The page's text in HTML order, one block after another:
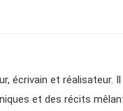
écrivain et réalisateur.
et des récits